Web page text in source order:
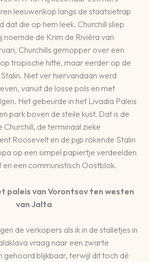
leeuwenkop langs de staatsietrap
dat die op hem leek. Churchill sliep
noemde de Krim de Rivièra van
Churchills gemopper over een
tropische hitte, maar eerder op de
Niet ver hiervandaan werd
vanuit de losse pols en met
Het gebeurde in het Livadia Paleis
park boven de steile kust. Dat is de
de terminaal zieke
Roosevelt en de pijp rokende Stalin
op een simpel papiertje verdeelden
en een communistisch Oostblok.
paleis van Vorontsov ten westen
van Jalta
de verkopers als ik in de stalletjes in
vraag naar een zwarte
gehoord blijkbaar, terwijl dit toch dé